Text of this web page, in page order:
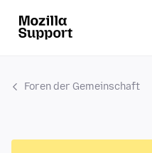
Foren der Gemeinschaft